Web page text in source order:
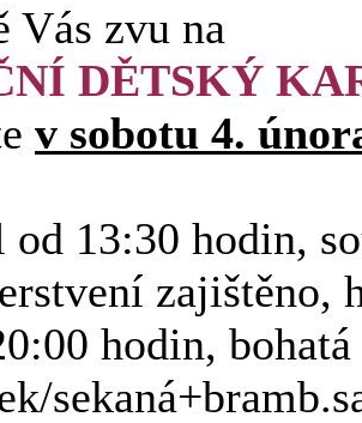
Vás zvu na
DĚTSKÝ
v sobotu 4.
od 13:30 hodin,
zajištěno,
hodin,